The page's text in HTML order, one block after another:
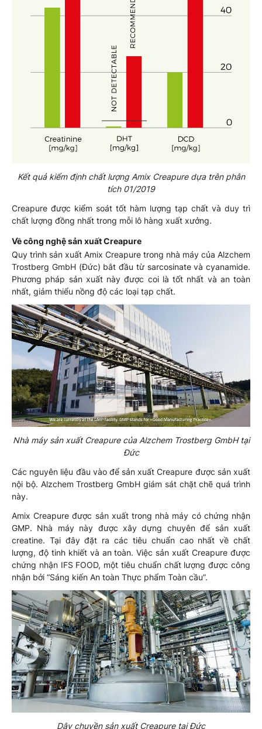
Kết quả kiểm định chất lượng Amix Creapure dựa trên phân
tích 01/2019
Creapure được kiểm soát tốt hàm lượng tạp chất và duy trì
chất lượng đồng nhất trong mỗi lô hàng xuất xưởng.
Về công nghệ sản xuất Creapure
Quy trình sản xuất Amix Creapure trong nhà máy của Alzchem
Trostberg GmbH (Đức) bắt đầu từ sarcosinate và cyanamide.
Phương pháp sản xuất này được coi là tốt nhất và an toàn
nhất, giảm thiểu nồng độ các loại tạp chất.
Nhà máy sản xuất Creapure của Alzchem Trostberg GmbH tại
Đức
Các nguyên liệu đầu vào để sản xuất Creapure được sản xuất
nội bộ. Alzchem Trostberg GmbH giám sát chặt chẽ quá trình
này.
Amix Creapure được sản xuất trong nhà máy có chứng nhận
GMP. Nhà máy này được xây dựng chuyên để sản xuất
creatine. Tại đây đặt ra các tiêu chuẩn cao nhất về chất
lượng, độ tinh khiết và an toàn. Việc sản xuất Creapure được
chứng nhận IFS FOOD, một tiêu chuẩn chất lượng được công
nhận bởi “Sáng kiến ​​An toàn Thực phẩm Toàn cầu”.
Dây chuyền sản xuất Creapure tại Đức